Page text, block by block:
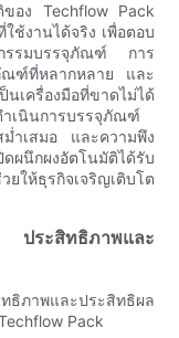
ของ Techflow Pack
ช้งานได้จริง เพื่อตอบ
กรรมบรรจุภัณฑ์ การ
ณฑ์ที่หลากหลาย และ
เครื่องมือที่ขาดไม่ได้
ำเนินการบรรจุภัณฑ์
ำเสมอ และความพึง
ผนึกผงอัตโนมัติได้รับ
ให้ธุรกิจเจริญเติบโต
ระสิทธิภาพและ
ภาพและประสิทธิผล
Pack